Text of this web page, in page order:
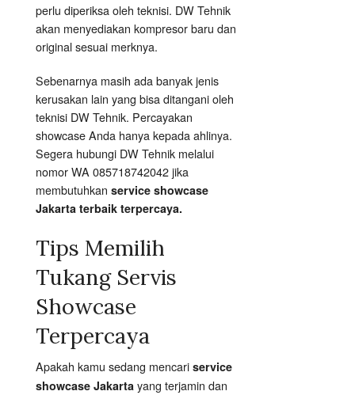
perlu diperiksa oleh teknisi. DW Tehnik
akan menyediakan kompresor baru dan
original sesuai merknya.
Sebenarnya masih ada banyak jenis
kerusakan lain yang bisa ditangani oleh
teknisi DW Tehnik. Percayakan
showcase Anda hanya kepada ahlinya.
Segera hubungi DW Tehnik melalui
nomor WA 085718742042 jika
membutuhkan service showcase
Jakarta terbaik terpercaya.
Tips Memilih
Tukang Servis
Showcase
Terpercaya
Apakah kamu sedang mencari service
showcase Jakarta yang terjamin dan